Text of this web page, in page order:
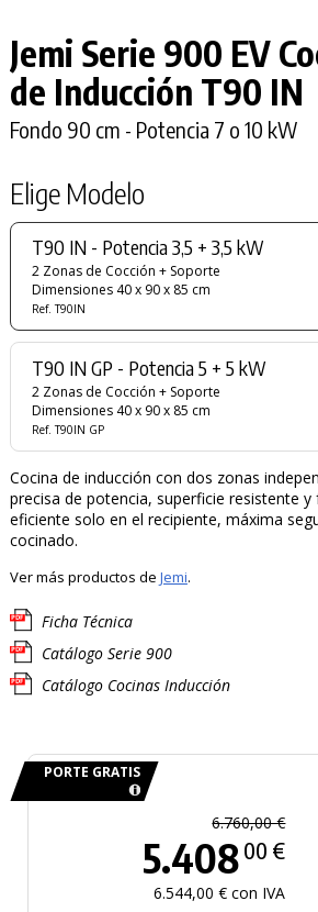
Jemi Serie 900 EV
de Inducción T90 IN
Fondo 90 cm - Potencia 7 o 10 kW
Elige Modelo
T90 IN - Potencia 3,5 + 3,5 kW
2 Zonas de Cocción + Soporte
Dimensiones 40 x 90 x 85 cm
Ref. T90IN
T90 IN GP - Potencia 5 + 5 kW
2 Zonas de Cocción + Soporte
Dimensiones 40 x 90 x 85 cm
Ref. T90IN GP
Cocina de inducción con dos zonas
precisa de potencia, superficie resistente y
eficiente solo en el recipiente, máxima
cocinado.
Ver más productos de Jemi.
Ficha Técnica
Catálogo Serie 900
Catálogo Cocinas Inducción
PORTE GRATIS
6.760,00 €
5.408 00 €
6.544,00 € con IVA